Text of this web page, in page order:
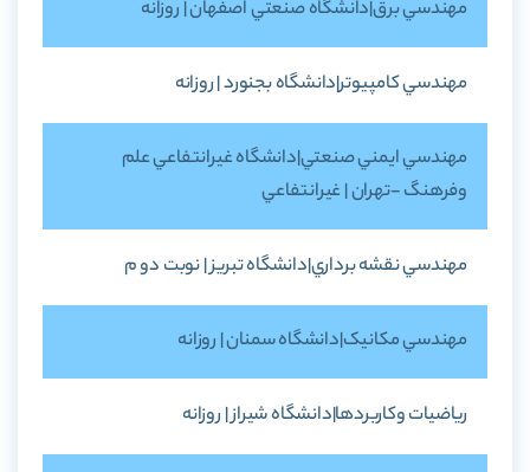
مهندسي برق|دانشگاه صنعتي اصفهان | روزانه
مهندسي کامپيوتر|دانشگاه بجنورد | روزانه
مهندسي ايمني صنعتي|دانشگاه غيرانتفاعي علم
وفرهنگ -تهران | غيرانتفاعي
مهندسي نقشه برداري|دانشگاه تبريز | نوبت دو م
مهندسي مکانيک|دانشگاه سمنان | روزانه
رياضيات وکاربردها|دانشگاه شيراز | روزانه